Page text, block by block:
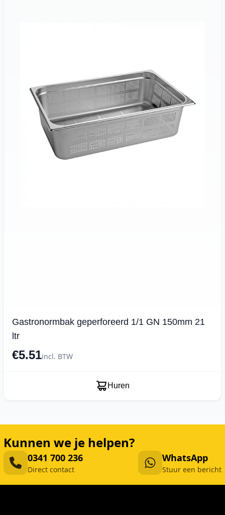
Gastronormbak geperforeerd 1/1 GN 150mm 21
ltr
€5.51incl. BTW
Huren
Kunnen we je helpen?
0341 700 236
Direct contact
WhatsApp
Stuur een bericht